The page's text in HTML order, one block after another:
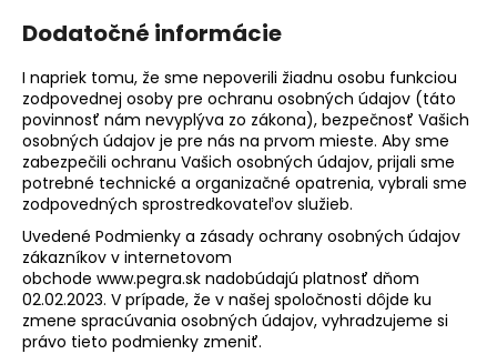
Dodatočné informácie
I napriek tomu, že sme nepoverili žiadnu osobu funkciou
zodpovednej osoby pre ochranu osobných údajov (táto
povinnosť nám nevyplýva zo zákona), bezpečnosť Vašich
osobných údajov je pre nás na prvom mieste. Aby sme
zabezpečili ochranu Vašich osobných údajov, prijali sme
potrebné technické a organizačné opatrenia, vybrali sme
zodpovedných sprostredkovateľov služieb.
Uvedené Podmienky a zásady ochrany osobných údajov
zákazníkov v internetovom
obchode www.pegra.sk nadobúdajú platnosť dňom
02.02.2023. V prípade, že v našej spoločnosti dôjde ku
zmene spracúvania osobných údajov, vyhradzujeme si
právo tieto podmienky zmeniť.